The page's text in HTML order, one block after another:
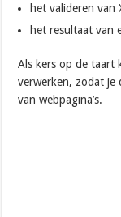
het valideren van
het resultaat van
Als kers op de taart
verwerken, zodat je
van webpagina’s.